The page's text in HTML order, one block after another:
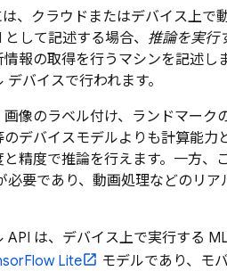
は、クラウドまたはデバイス上で
して記述する場合、 推論を実行
報の取得を行うマシンを記述しま
バイスで行われます。
像のラベル付け、ランドマーク
デバイスモデルよりも計算能
精度で推論を行えます。一方、
必要であり、動画処理などのリ
API は、デバイス上で実行する
Lite
モデルであり、モ